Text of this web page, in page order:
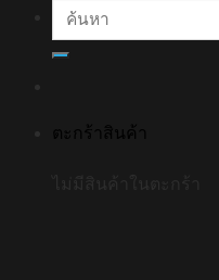
ค้นหา:
ตะกร้าสินค้า